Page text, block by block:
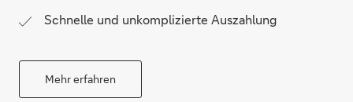
Schnelle und unkomplizierte Auszahlung
Mehr erfahren